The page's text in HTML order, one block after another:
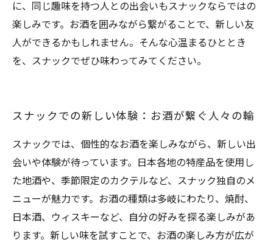
に、同じ趣味を持つ人との出会いもスナックならではの
楽しみです。お酒を囲みながら繋がることで、新しい友
人ができるかもしれません。そんな心温まるひととき
を、スナックでぜひ味わってみてください。
スナックでの新しい体験：お酒が繋ぐ人々の輪
スナックでは、個性的なお酒を楽しみながら、新しい出
会いや体験が待っています。日本各地の特産品を使用し
た地酒や、季節限定のカクテルなど、スナック独自のメ
ニューが魅力です。お酒の種類は多岐にわたり、焼酎、
日本酒、ウィスキーなど、自分の好みを探る楽しみがあ
ります。新しい味を試すことで、お酒の楽しみ方が広が